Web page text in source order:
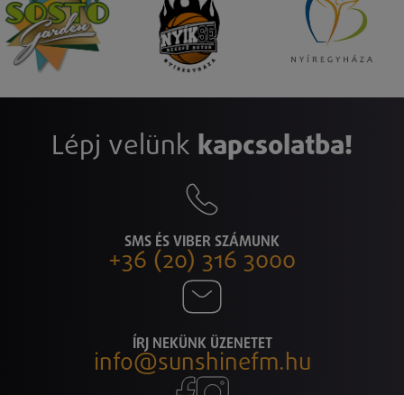
Lépj velünk kapcsolatba!
SMS ÉS VIBER SZÁMUNK
+36 (20) 316 3000
ÍRJ NEKÜNK ÜZENETET
info@sunshinefm.hu